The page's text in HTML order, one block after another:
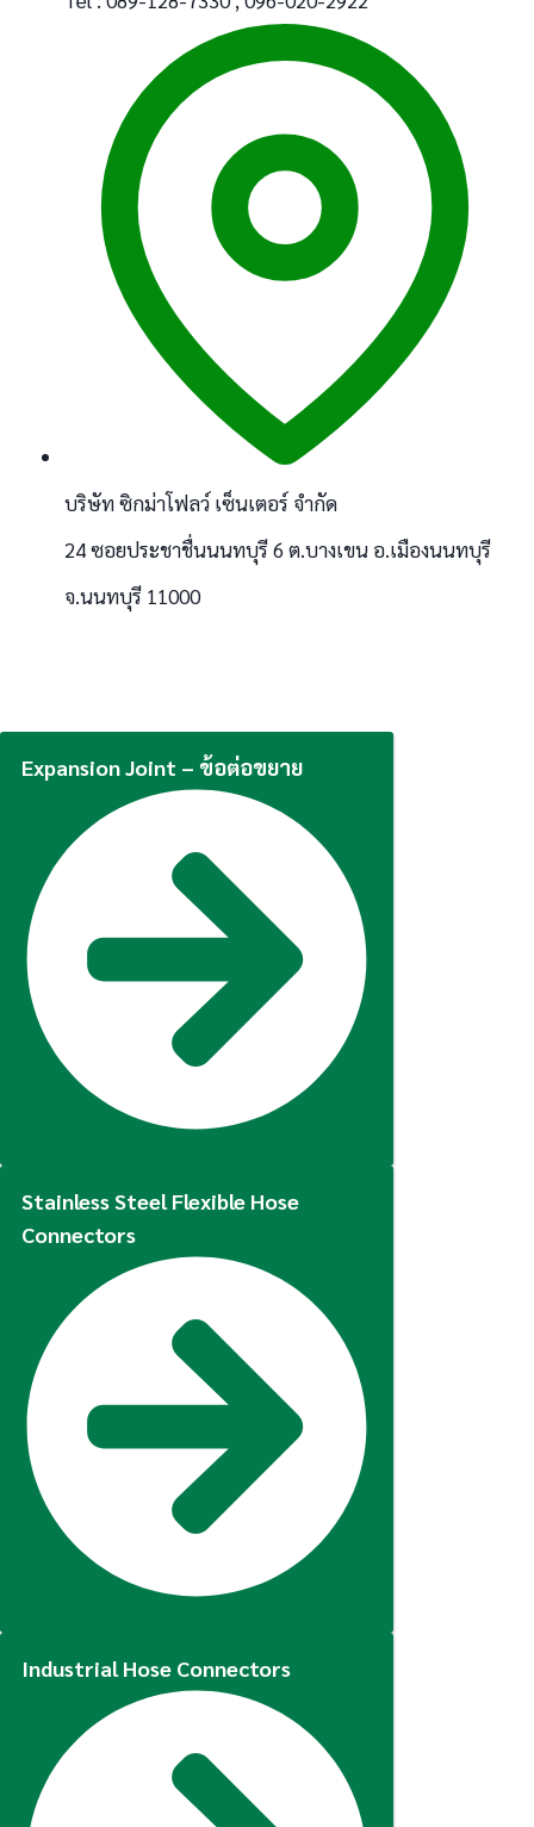
บริษัท ซิกม่าโฟลว์ เซ็นเตอร์ จำกัด
24 ซอยประชาชื่นนนทบุรี 6 ต.บางเขน อ.เมืองนนทบุรี
จ.นนทบุรี 11000
Expansion Joint – ข้อต่อขยาย
Stainless Steel Flexible Hose
Connectors
Industrial Hose Connectors